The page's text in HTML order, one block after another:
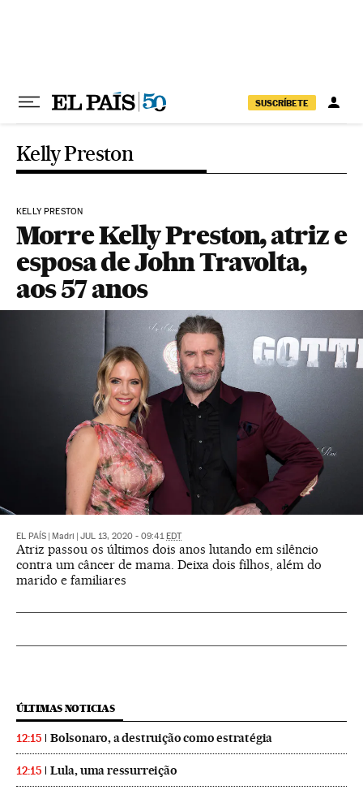
SUSCRÍBETE
Kelly Preston
KELLY PRESTON
Morre Kelly Preston, atriz e
esposa de John Travolta,
aos 57 anos
EL PAÍS Madri JUL 13, 2020 - 09:41 EDT
Atriz passou os últimos dois anos lutando em silêncio
contra um câncer de mama. Deixa dois filhos, além do
marido e familiares
ÚLTIMAS NOTICIAS
12:15 Bolsonaro, a destruição como estratégia
12:15 Lula, uma ressurreição